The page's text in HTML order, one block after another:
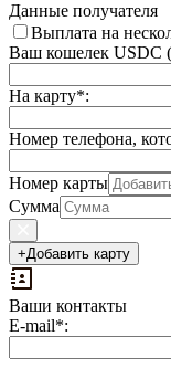
Данные получателя
Выплата на
Ваш кошелек USDC
На карту*:
Номер телефона,
Номер карты
Сумма
+Добавить карту
Ваши контакты
Выплаты
E-mail*: